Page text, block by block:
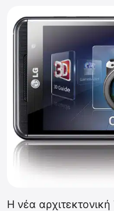
Η νέα